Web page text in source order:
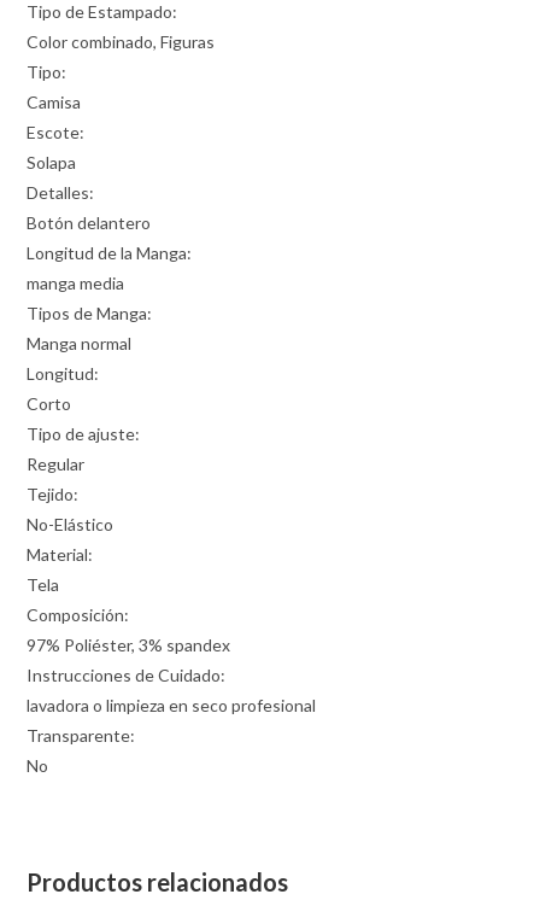
Tipo de Estampado:
Color combinado, Figuras
Tipo:
Camisa
Escote:
Solapa
Detalles:
Botón delantero
Longitud de la Manga:
manga media
Tipos de Manga:
Manga normal
Longitud:
Corto
Tipo de ajuste:
Regular
Tejido:
No-Elástico
Material:
Tela
Composición:
97% Poliéster, 3% spandex
Instrucciones de Cuidado:
lavadora o limpieza en seco profesional
Transparente:
No
Productos relacionados